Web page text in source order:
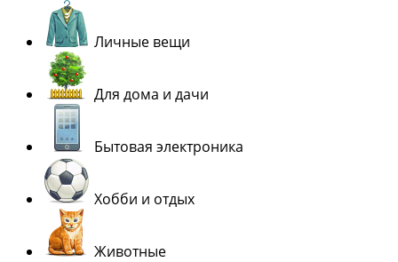
Личные вещи
Для дома и дачи
Бытовая электроника
Хобби и отдых
Животные